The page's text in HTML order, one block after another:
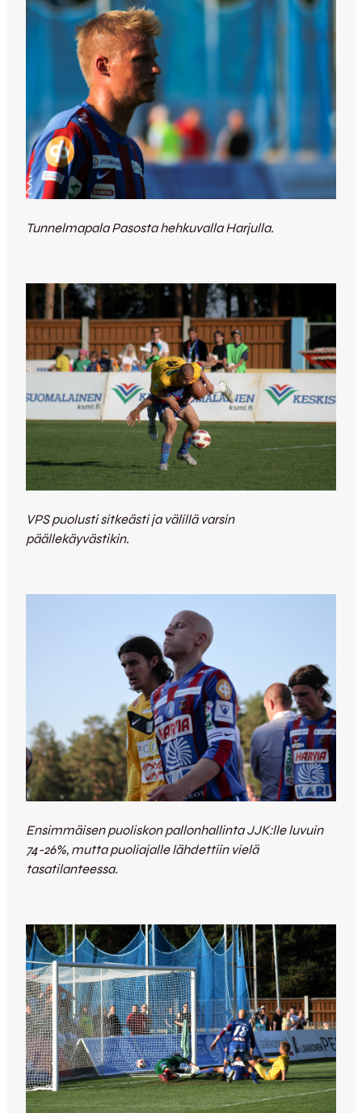
Tunnelmapala Pasosta hehkuvalla Harjulla.
VPS puolusti sitkeästi ja välillä varsin
päällekäyvästikin.
Ensimmäisen puoliskon pallonhallinta JJK:lle luvuin
74-26%, mutta puoliajalle lähdettiin vielä
tasatilanteessa.